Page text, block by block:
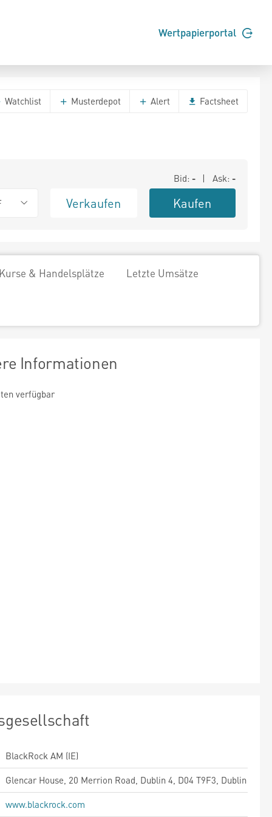
Wertpapierportal
Watchlist Musterdepot Alert Factsheet
Bid: - | Ask: -
Verkaufen Kaufen
& Handelsplätze Letzte Umsätze
Informationen
verfügbar
BlackRock AM (IE)
Glencar House, 20 Merrion Road, Dublin 4, D04 T9F3, Dublin
www.blackrock.com